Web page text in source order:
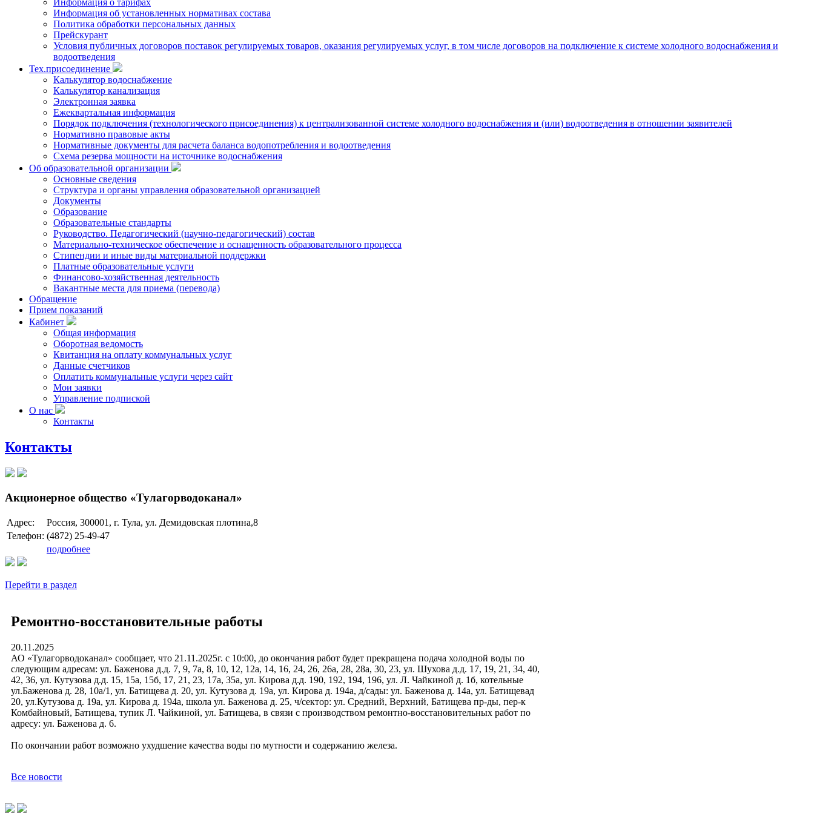
Информация о тарифах
Информация об установленных нормативах состава
Политика обработки персональных данных
Прейскурант
Условия публичных договоров поставок регулируемых товаров, оказания регулируемых услуг, в том числе договоров на подключение к системе холодного водоснабжения и
водоотведения
Тех.присоединение
Калькулятор водоснабжение
Калькулятор канализация
Электронная заявка
Ежеквартальная информация
Порядок подключения (технологического присоединения) к централизованной системе холодного водоснабжения и (или) водоотведения в отношении заявителей
Нормативно правовые акты
Нормативные документы для расчета баланса водопотребления и водоотведения
Схема резерва мощности на источнике водоснабжения
Об образовательной организации
Основные сведения
Структура и органы управления образовательной организацией
Документы
Образование
Образовательные стандарты
Руководство. Педагогический (научно-педагогический) состав
Материально-техническое обеспечение и оснащенность образовательного процесса
Стипендии и иные виды материальной поддержки
Платные образовательные услуги
Финансово-хозяйственная деятельность
Вакантные места для приема (перевода)
Обращение
Прием показаний
Кабинет
Общая информация
Оборотная ведомость
Квитанция на оплату коммунальных услуг
Данные счетчиков
Оплатить коммунальные услуги через сайт
Мои заявки
Управление подпиской
О нас
Контакты
Контакты
Акционерное общество «Тулагорводоканал»
Адрес:
Россия, 300001, г. Тула, ул. Демидовская плотина,8
Телефон: (4872) 25-49-47
подробнее
Перейти в раздел
Ремонтно-восстановительные работы
20.11.2025
АО «Тулагорводоканал» сообщает, что 21.11.2025г. с 10:00, до окончания работ будет прекращена подача холодной воды по
следующим адресам: ул. Баженова д.д. 7, 9, 7а, 8, 10, 12, 12а, 14, 16, 24, 26, 26а, 28, 28а, 30, 23, ул. Шухова д.д. 17, 19, 21, 34, 40,
42, 36, ул. Кутузова д.д. 15, 15а, 15б, 17, 21, 23, 17а, 35а, ул. Кирова д.д. 190, 192, 194, 196, ул. Л. Чайкиной д. 1б, котельные
ул.Баженова д. 28, 10а/1, ул. Батищева д. 20, ул. Кутузова д. 19а, ул. Кирова д. 194а, д/сады: ул. Баженова д. 14а, ул. Батищевад
20, ул.Кутузова д. 19а, ул. Кирова д. 194а, школа ул. Баженова д. 25, ч/сектор: ул. Средний, Верхний, Батищева пр-ды, пер-к
Комбайновый, Батищева, тупик Л. Чайкиной, ул. Батищева, в связи с производством ремонтно-восстановительных работ по
адресу: ул. Баженова д. 6.
По окончании работ возможно ухудшение качества воды по мутности и содержанию железа.
Все новости